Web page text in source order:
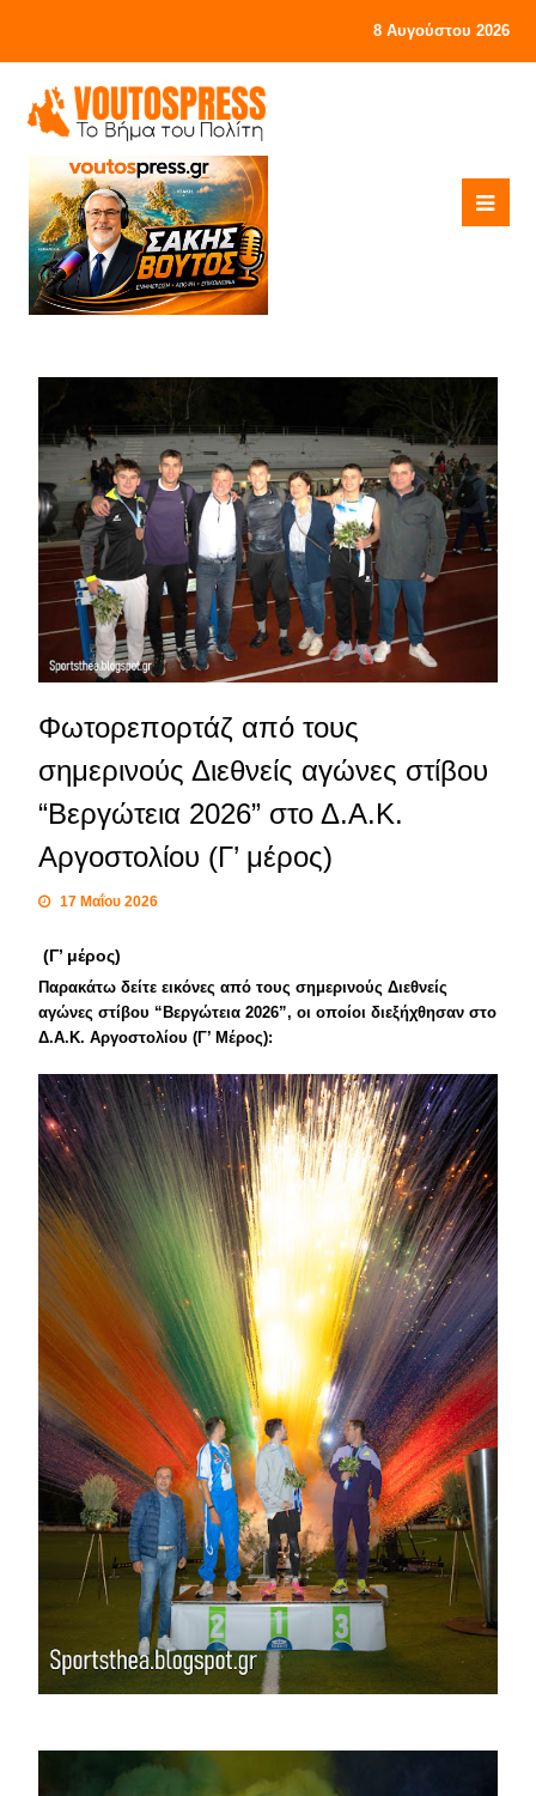
8 Αυγούστου 2026
Φωτορεπορτάζ από τους
σημερινούς Διεθνείς αγώνες στίβου
“Βεργώτεια 2026” στο Δ.Α.Κ.
Αργοστολίου (Γ’ μέρος)
17 Μαΐου 2026
(Γ’ μέρος)
Παρακάτω δείτε εικόνες από τους σημερινούς Διεθνείς
αγώνες στίβου “Βεργώτεια 2026”, οι οποίοι διεξήχθησαν στο
Δ.Α.Κ. Αργοστολίου (Γ’ Μέρος):